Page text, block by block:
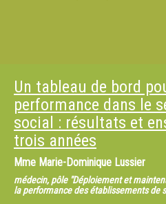
Un tableau de bord
performance dans le
social : résultats et
trois années
Mme Marie-Dominique Lussier
médecin, pôle "Déploiement et
la performance des établissements de